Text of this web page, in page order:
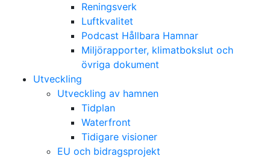
Reningsverk
Luftkvalitet
Podcast Hållbara Hamnar
Miljörapporter, klimatbokslut och
övriga dokument
Utveckling
Utveckling av hamnen
Tidplan
Waterfront
Tidigare visioner
EU och bidragsprojekt